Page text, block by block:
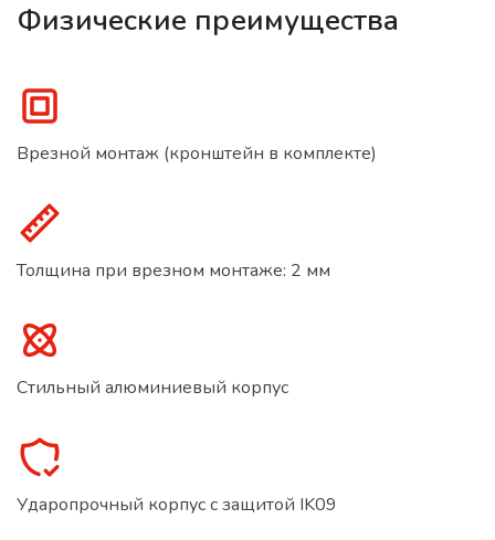
Физические преимущества
Врезной монтаж (кронштейн в комплекте)
Толщина при врезном монтаже: 2 мм
Стильный алюминиевый корпус
Ударопрочный корпус с защитой IK09